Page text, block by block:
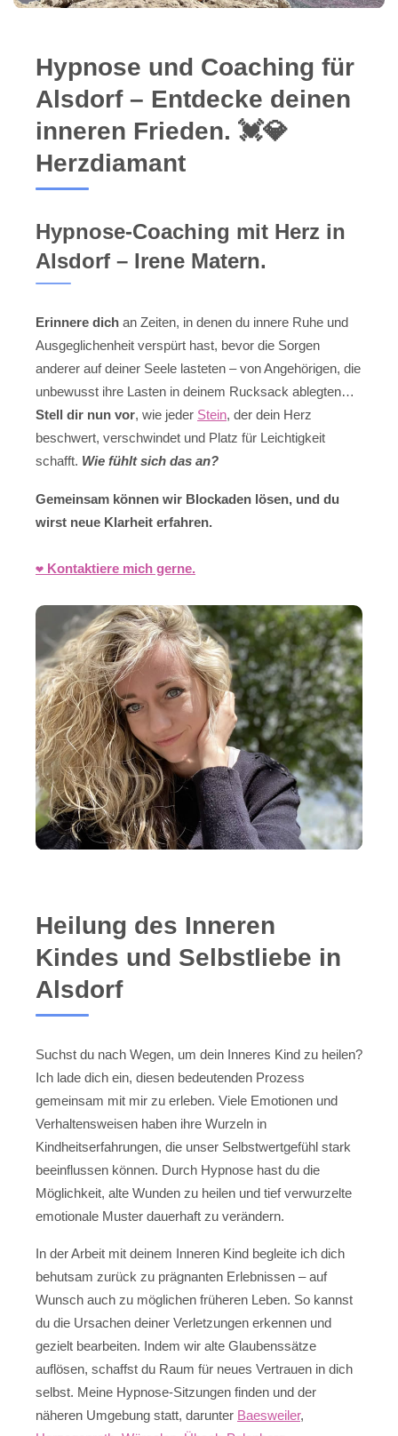
Hypnose und Coaching für
Alsdorf – Entdecke deinen
inneren Frieden. 💓️💎
Herzdiamant
Hypnose-Coaching mit Herz in
Alsdorf – Irene Matern.
Erinnere dich an Zeiten, in denen du innere Ruhe und
Ausgeglichenheit verspürt hast, bevor die Sorgen
anderer auf deiner Seele lasteten – von Angehörigen, die
unbewusst ihre Lasten in deinem Rucksack ablegten…
Stell dir nun vor, wie jeder Stein, der dein Herz
beschwert, verschwindet und Platz für Leichtigkeit
schafft. Wie fühlt sich das an?
Gemeinsam können wir Blockaden lösen, und du
wirst neue Klarheit erfahren.
❤️ Kontaktiere mich gerne.
Heilung des Inneren
Kindes und Selbstliebe in
Alsdorf
Suchst du nach Wegen, um dein Inneres Kind zu heilen?
Ich lade dich ein, diesen bedeutenden Prozess
gemeinsam mit mir zu erleben. Viele Emotionen und
Verhaltensweisen haben ihre Wurzeln in
Kindheitserfahrungen, die unser Selbstwertgefühl stark
beeinflussen können. Durch Hypnose hast du die
Möglichkeit, alte Wunden zu heilen und tief verwurzelte
emotionale Muster dauerhaft zu verändern.
In der Arbeit mit deinem Inneren Kind begleite ich dich
behutsam zurück zu prägnanten Erlebnissen – auf
Wunsch auch zu möglichen früheren Leben. So kannst
du die Ursachen deiner Verletzungen erkennen und
gezielt bearbeiten. Indem wir alte Glaubenssätze
auflösen, schaffst du Raum für neues Vertrauen in dich
selbst. Meine Hypnose-Sitzungen finden und der
näheren Umgebung statt, darunter Baesweiler,